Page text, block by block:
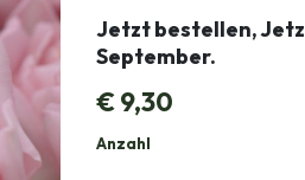
Jetzt bestellen,
September.
€9,30
Anzahl